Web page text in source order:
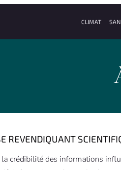
CLIMAT
REVENDIQUANT
crédibilité des informations